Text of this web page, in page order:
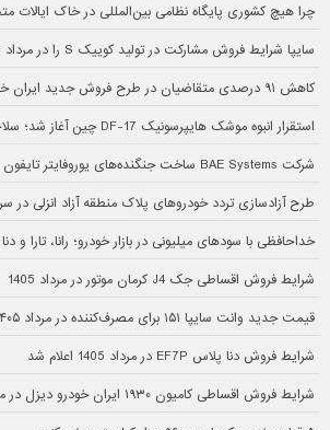
چرا هیچ کشوری پایگاه نظامی بین‌المللی در خاک ایالات
سایپا شرایط فروش مشارکت در تولید کوییک S را در مرداد 1405 اعلام کرد
کاهش ۹۱ درصدی متقاضیان در طرح فروش جدید ایران خودرو
استقرار انبوه موشک هایپرسونیک DF-17 چین آغاز شد؛ سلاحی با رهگیری بسیار دشوار
شرکت BAE Systems ساخت جنگنده‌های یوروفایتر تایفون برای ترکیه را کلید زد
طرح آزادسازی تردد خودروهای پلاک منطقه آزاد انزلی در
خداحافظی با سودهای میلیونی در بازار خودرو؛ رانا، تارا و
شرایط فروش اقساطی جک J4 کرمان موتور در مرداد 1405
قیمت جدید وانت سایپا ۱۵۱ برای مصرف‌کننده در مرداد ۱۴۰۵ اعلام شد
شرایط فروش دنا پلاس EF7P در مرداد 1405 اعلام شد
شرایط فروش اقساطی کامیون ۱۹۳۰ ایران خودرو دیزل در مرداد ۱۴۰۵